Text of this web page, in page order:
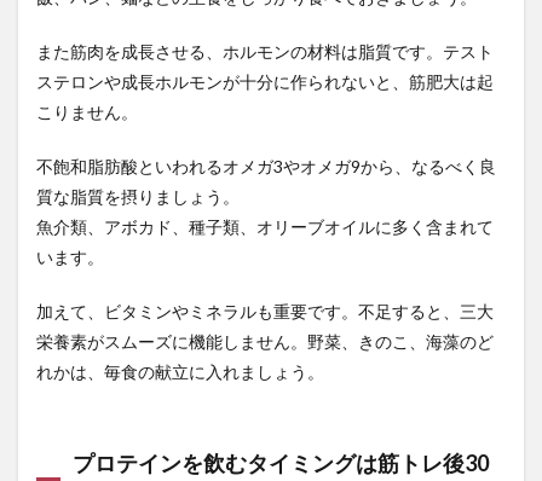
また筋肉を成長させる、ホルモンの材料は脂質です。テスト
ステロンや成長ホルモンが十分に作られないと、筋肥大は起
こりません。
不飽和脂肪酸といわれるオメガ3やオメガ9から、なるべく良
質な脂質を摂りましょう。
魚介類、アボカド、種子類、オリーブオイルに多く含まれて
います。
加えて、ビタミンやミネラルも重要です。不足すると、三大
栄養素がスムーズに機能しません。野菜、きのこ、海藻のど
れかは、毎食の献立に入れましょう。
プロテインを飲むタイミングは筋トレ後30